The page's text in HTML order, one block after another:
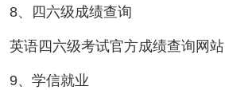
8、四六级成绩查询
英语四六级考试官方成绩查询网站
9、学信就业